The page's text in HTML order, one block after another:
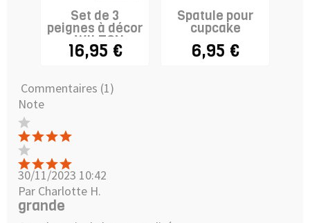
Set de 3
peignes à décor
- WILTON
16,95 €
Spatule pour
cupcake
6,95 €
Commentaires (1)
Note
30/11/2023 10:42
Par Charlotte H.
grande